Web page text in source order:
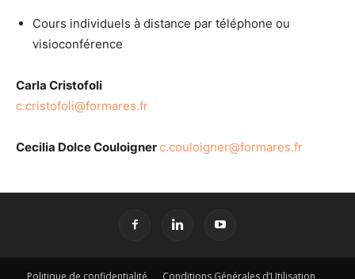
Cours individuels à distance par téléphone ou
visioconférence
Carla Cristofoli
c.cristofoli@formares.fr
Cecilia Dolce Couloignerc.couloigner@formares.fr
Politique de confidentialité Conditions Générales d’Utilisation